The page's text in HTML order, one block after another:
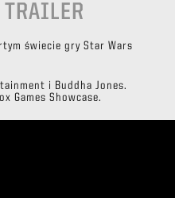
świecie gry Star Wars
i Buddha Jones.
Games Showcase.